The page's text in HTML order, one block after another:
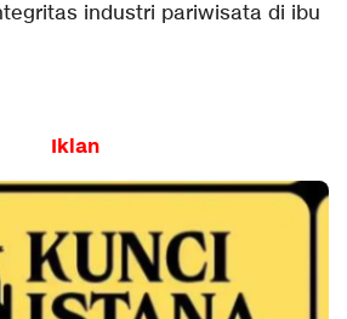
industri pariwisata di ibu
Iklan